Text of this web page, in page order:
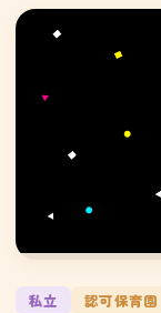
私立 認可保育園